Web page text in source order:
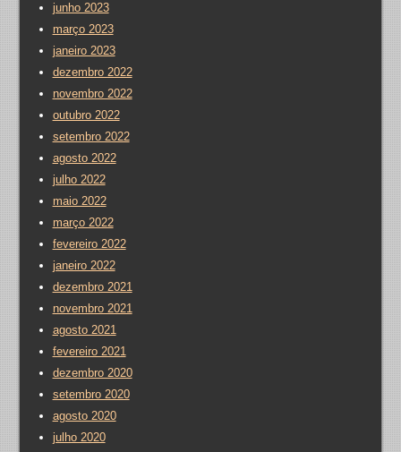
junho 2023
março 2023
janeiro 2023
dezembro 2022
novembro 2022
outubro 2022
setembro 2022
agosto 2022
julho 2022
maio 2022
março 2022
fevereiro 2022
janeiro 2022
dezembro 2021
novembro 2021
agosto 2021
fevereiro 2021
dezembro 2020
setembro 2020
agosto 2020
julho 2020